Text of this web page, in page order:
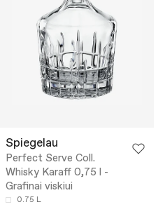
Spiegelau
Perfect Serve Coll.
Whisky Karaff 0,75 l -
Grafinai viskiui
0.75 L